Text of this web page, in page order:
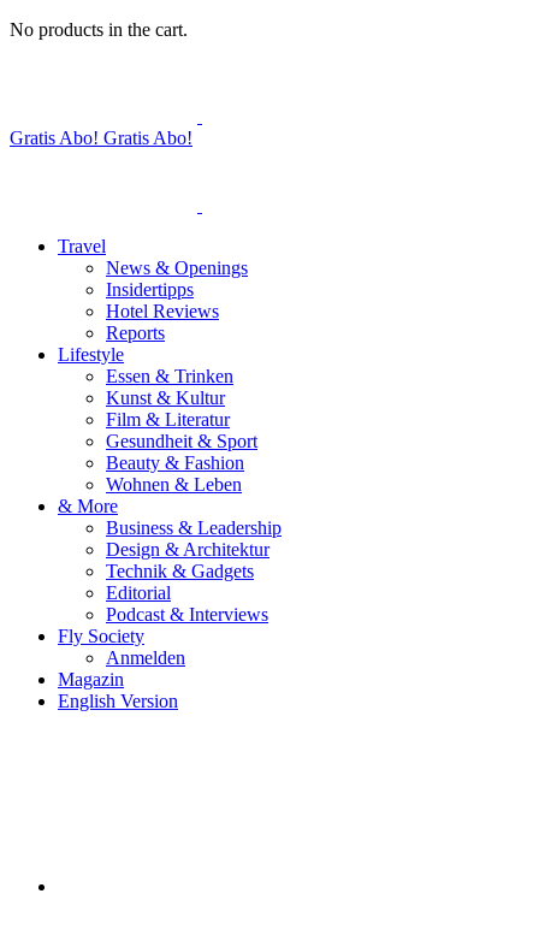
No products in the cart.
Gratis Abo! Gratis Abo!
Travel
News & Openings
Insidertipps
Hotel Reviews
Reports
Lifestyle
Essen & Trinken
Kunst & Kultur
Film & Literatur
Gesundheit & Sport
Beauty & Fashion
Wohnen & Leben
& More
Business & Leadership
Design & Architektur
Technik & Gadgets
Editorial
Podcast & Interviews
Fly Society
Anmelden
Magazin
English Version